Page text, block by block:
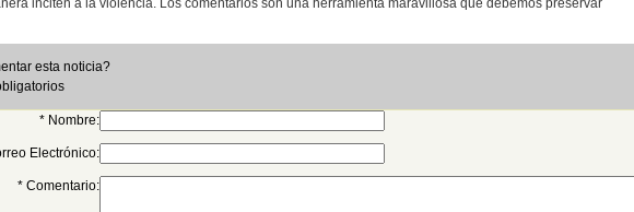
esta noticia?
* Nombre:
Electrónico:
* Comentario: